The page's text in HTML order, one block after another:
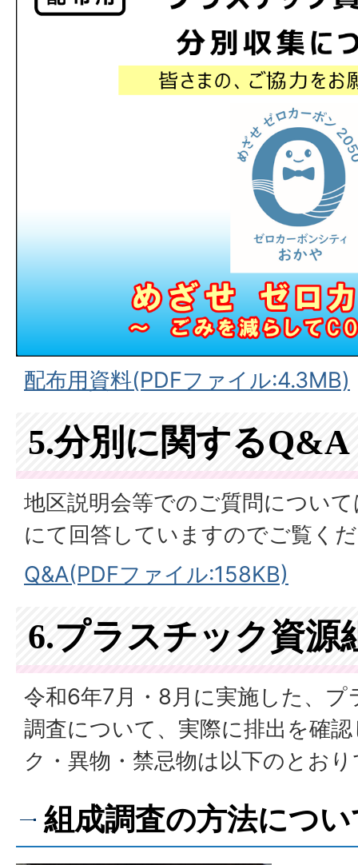
配布用資料(PDFファイル:4.3MB)
5.分別に関するQ&A
地区説明会等でのご質問につい
にて回答していますのでご覧く
Q&A(PDFファイル:158KB)
6.プラスチック資源
令和6年7月・8月に実施した、プ
調査について、実際に排出を確
ク・異物・禁忌物は以下のとお
組成調査の方法につい